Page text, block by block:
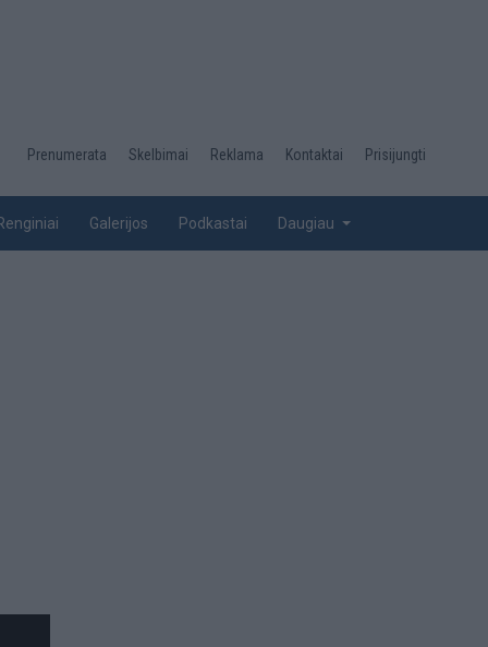
Desktop
top
Prenumerata Skelbimai Reklama Kontaktai Prisijungti
Galerijos Podkastai Daugiau